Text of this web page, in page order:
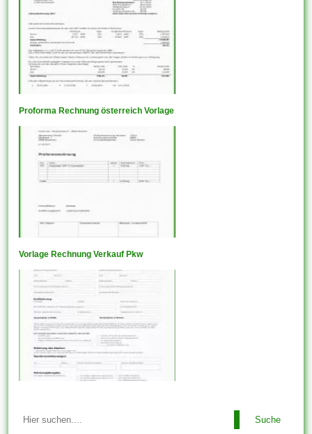
Proforma Rechnung österreich Vorlage
Vorlage Rechnung Verkauf Pkw
Suche